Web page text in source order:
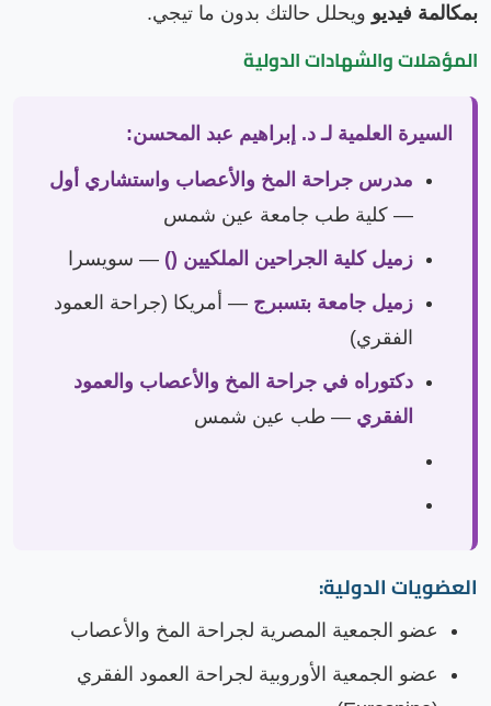
بمكالمة فيديو ويحلل حالتك بدون ما تيجي.
المؤهلات والشهادات الدولية
السيرة العلمية لـ د. إبراهيم عبد المحسن:
مدرس جراحة المخ والأعصاب واستشاري أول
— كلية طب جامعة عين شمس
زميل كلية الجراحين الملكيين () — سويسرا
زميل جامعة بتسبرج — أمريكا (جراحة العمود
الفقري)
دكتوراه في جراحة المخ والأعصاب والعمود
الفقري — طب عين شمس
العضويات الدولية:
عضو الجمعية المصرية لجراحة المخ والأعصاب
عضو الجمعية الأوروبية لجراحة العمود الفقري